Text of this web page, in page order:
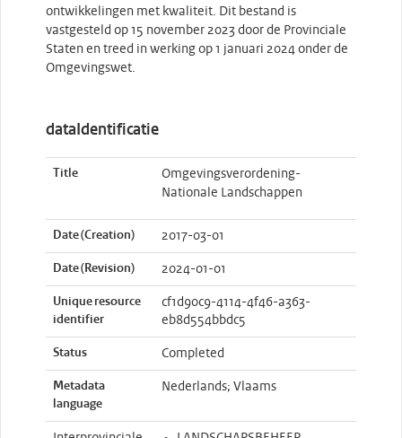
ontwikkelingen met kwaliteit. Dit bestand is
vastgesteld op 15 november 2023 door de Provinciale
Staten en treed in werking op 1 januari 2024 onder de
Omgevingswet.
dataIdentificatie
Title
Omgevingsverordening-
Nationale Landschappen
Date (Creation) 2017-03-01
Date (Revision) 2024-01-01
Unique resource
identifier
cf1d90c9-4114-4f46-a363-
eb8d554bbdc5
Status Completed
Metadata
language
Nederlands; Vlaams